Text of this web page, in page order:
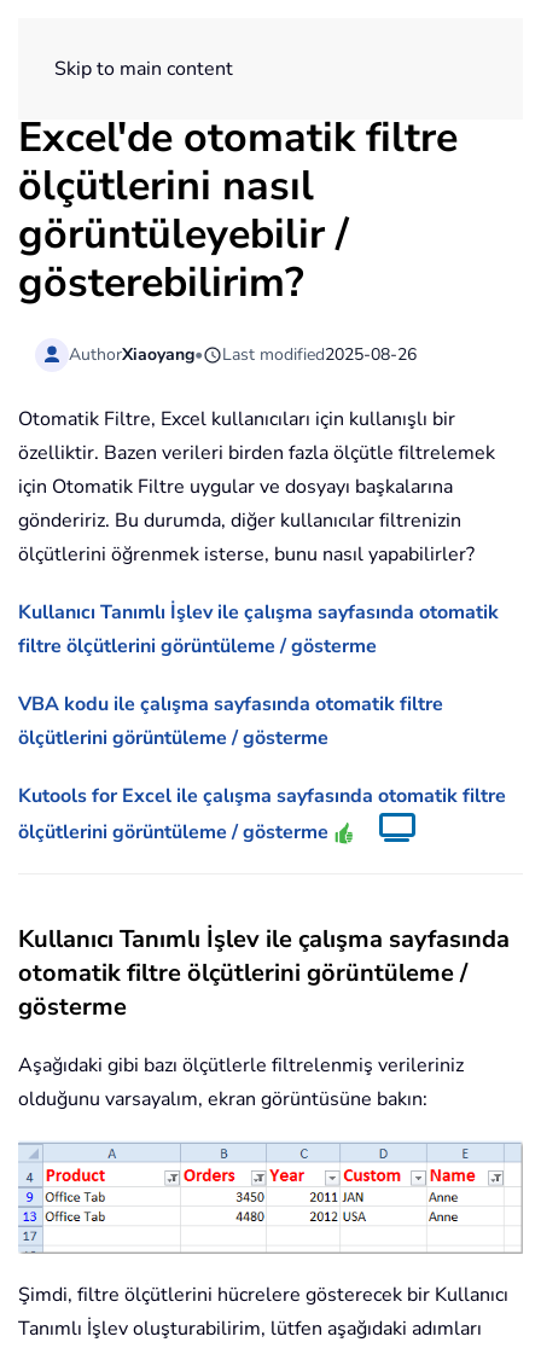
Skip to main content
Excel'de otomatik filtre
ölçütlerini nasıl
görüntüleyebilir /
gösterebilirim?
AuthorXiaoyang• Last modified2025-08-26
Otomatik Filtre, Excel kullanıcıları için kullanışlı bir
özelliktir. Bazen verileri birden fazla ölçütle filtrelemek
için Otomatik Filtre uygular ve dosyayı başkalarına
göndeririz. Bu durumda, diğer kullanıcılar filtrenizin
ölçütlerini öğrenmek isterse, bunu nasıl yapabilirler?
Kullanıcı Tanımlı İşlev ile çalışma sayfasında otomatik
filtre ölçütlerini görüntüleme / gösterme
VBA kodu ile çalışma sayfasında otomatik filtre
ölçütlerini görüntüleme / gösterme
Kutools for Excel ile çalışma sayfasında otomatik filtre
ölçütlerini görüntüleme / gösterme
Kullanıcı Tanımlı İşlev ile çalışma sayfasında
otomatik filtre ölçütlerini görüntüleme /
gösterme
Aşağıdaki gibi bazı ölçütlerle filtrelenmiş verileriniz
olduğunu varsayalım, ekran görüntüsüne bakın:
Şimdi, filtre ölçütlerini hücrelere gösterecek bir Kullanıcı
Tanımlı İşlev oluşturabilirim, lütfen aşağıdaki adımları